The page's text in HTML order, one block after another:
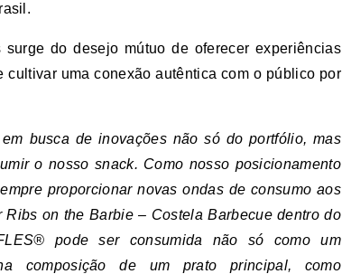
do desejo mútuo de oferecer experiências
cultivar uma conexão autêntica com o público por
busca de inovações não só do portfólio, mas
o nosso snack. Como nosso posicionamento
proporcionar novas ondas de consumo aos
on the Barbie – Costela Barbecue dentro do
pode ser consumida não só como um
composição de um prato principal, como